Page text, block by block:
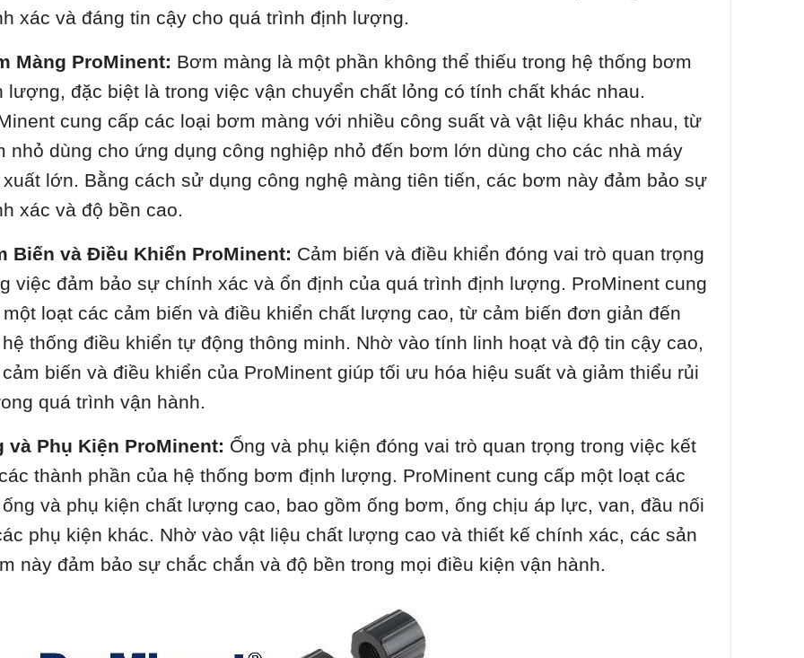
xác và đáng tin cậy cho quá trình định lượng.
Màng ProMinent: Bơm màng là một phần không thể thiếu trong hệ thống bơm
lượng, đặc biệt là trong việc vận chuyển chất lỏng có tính chất khác nhau.
cung cấp các loại bơm màng với nhiều công suất và vật liệu khác nhau, từ
nhỏ dùng cho ứng dụng công nghiệp nhỏ đến bơm lớn dùng cho các nhà máy
lớn. Bằng cách sử dụng công nghệ màng tiên tiến, các bơm này đảm bảo sự
xác và độ bền cao.
Biến và Điều Khiển ProMinent: Cảm biến và điều khiển đóng vai trò quan trọng
việc đảm bảo sự chính xác và ổn định của quá trình định lượng. ProMinent cung
loạt các cảm biến và điều khiển chất lượng cao, từ cảm biến đơn giản đến
thống điều khiển tự động thông minh. Nhờ vào tính linh hoạt và độ tin cậy cao,
biến và điều khiển của ProMinent giúp tối ưu hóa hiệu suất và giảm thiểu rủi
quá trình vận hành.
và Phụ Kiện ProMinent: Ống và phụ kiện đóng vai trò quan trọng trong việc kết
thành phần của hệ thống bơm định lượng. ProMinent cung cấp một loạt các
và phụ kiện chất lượng cao, bao gồm ống bơm, ống chịu áp lực, van, đầu nối
phụ kiện khác. Nhờ vào vật liệu chất lượng cao và thiết kế chính xác, các sản
này đảm bảo sự chắc chắn và độ bền trong mọi điều kiện vận hành.